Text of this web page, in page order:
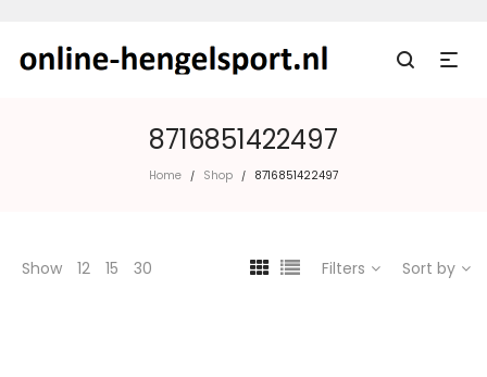
8716851422497
Home / Shop / 8716851422497
Show 12 15 30 Filters Sort by